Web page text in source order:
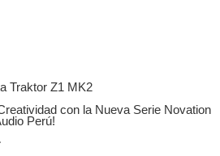
Traktor Z1 MK2
con la Nueva Serie Novation
Perú!